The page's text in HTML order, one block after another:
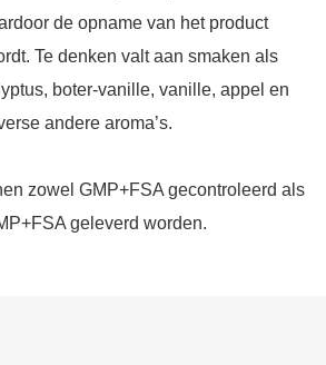
de opname van het product
Te denken valt aan smaken als
boter-vanille, vanille, appel en
andere aroma’s.
zowel GMP+FSA gecontroleerd als
geleverd worden.